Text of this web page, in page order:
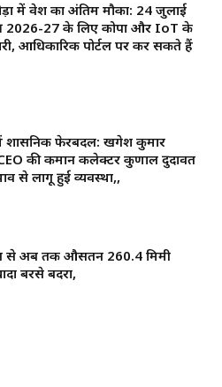
में प्रवेश का अंतिम मौका: 24 जुलाई
27 के लिए कोपा और IoT के
आधिकारिक पोर्टल पर कर सकते हैं
प्रशासनिक फेरबदल: खगेश कुमार
CEO की कमान ​कलेक्टर कुणाल दुदावत
से लागू हुई व्यवस्था,,
जून से अब तक औसतन 260.4 मिमी
बरसे बदरा,